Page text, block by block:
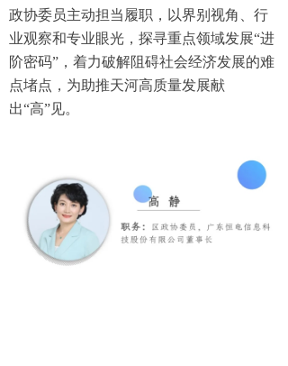
政协委员主动担当履职，以界别视角、行
业观察和专业眼光，探寻重点领域发展“进
阶密码”，着力破解阻碍社会经济发展的难
点堵点，为助推天河高质量发展献
出“高”见。